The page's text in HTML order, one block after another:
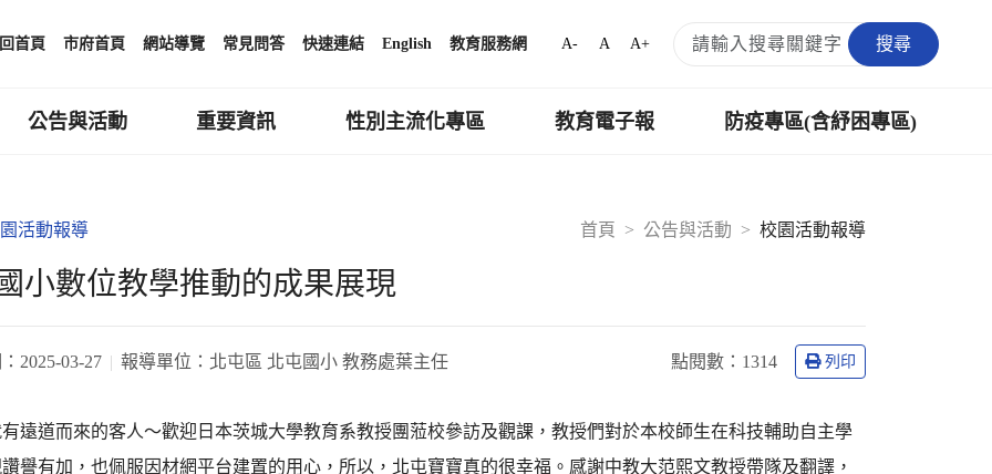
回首頁 市府首頁 網站導覽 常見問答 快速連結 English 教育服務網 A- A A+ 搜尋
公告與活動 重要資訊 性別主流化專區 教育電子報 防疫專區(含紓困專區)
首頁 公告與活動 校園活動報導
活動報導
小數位教學推動的成果展現
2025-03-27 報導單位： 北屯區 北屯國小 教務處葉主任 點閱數： 1314 列印
遠道而來的客人～歡迎日本茨城大學教育系教授團蒞校參訪及觀課，教授們對於本校師生在科技輔助自主學
譽有加，也佩服因材網平台建置的用心，所以，北屯寶寶真的很幸福。感謝中教大范熙文教授帶隊及翻譯，